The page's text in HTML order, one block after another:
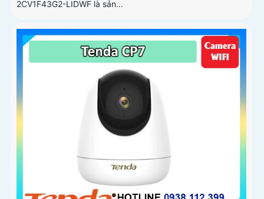
2CV1F43G2-LIDWF là sản...